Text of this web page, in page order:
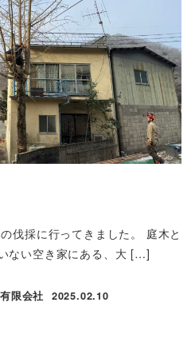
伐採に行ってきました。 庭木と
ない空き家にある、大 […]
限会社
投稿日
2025.02.10